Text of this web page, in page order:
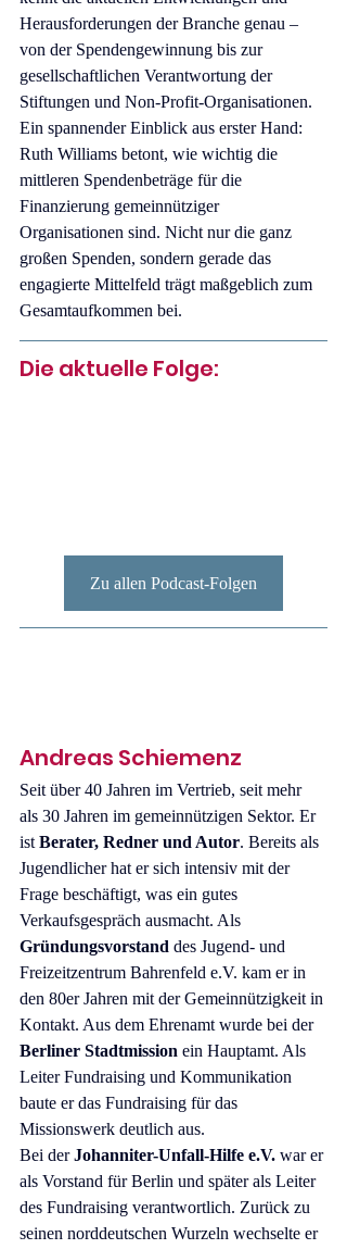
Herausforderungen der Branche genau –
von der Spendengewinnung bis zur
gesellschaftlichen Verantwortung der
Stiftungen und Non-Profit-Organisationen.
Ein spannender Einblick aus erster Hand:
Ruth Williams betont, wie wichtig die
mittleren Spendenbeträge für die
Finanzierung gemeinnütziger
Organisationen sind. Nicht nur die ganz
großen Spenden, sondern gerade das
engagierte Mittelfeld trägt maßgeblich zum
Gesamtaufkommen bei.
Die aktuelle Folge:
Zu allen Podcast-Folgen
Andreas Schiemenz
Seit über 40 Jahren im Vertrieb, seit mehr
als 30 Jahren im gemeinnützigen Sektor. Er
ist Berater, Redner und Autor. Bereits als
Jugendlicher hat er sich intensiv mit der
Frage beschäftigt, was ein gutes
Verkaufsgespräch ausmacht. Als
Gründungsvorstand des Jugend- und
Freizeitzentrum Bahrenfeld e.V. kam er in
den 80er Jahren mit der Gemeinnützigkeit in
Kontakt. Aus dem Ehrenamt wurde bei der
Berliner Stadtmission ein Hauptamt. Als
Leiter Fundraising und Kommunikation
baute er das Fundraising für das
Missionswerk deutlich aus.
Bei der Johanniter-Unfall-Hilfe e.V. war er
als Vorstand für Berlin und später als Leiter
des Fundraising verantwortlich. Zurück zu
seinen norddeutschen Wurzeln wechselte er